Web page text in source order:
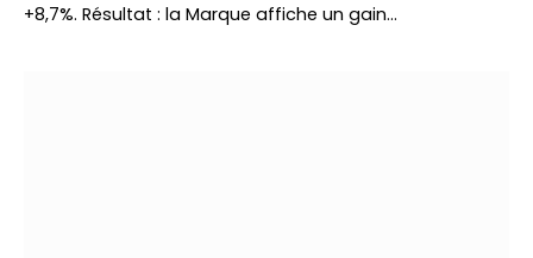
+8,7%. Résultat : la Marque affiche un gain…